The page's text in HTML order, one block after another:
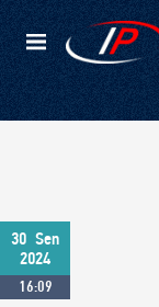
Kateqoriyalar
30 Sen
2024
16:09